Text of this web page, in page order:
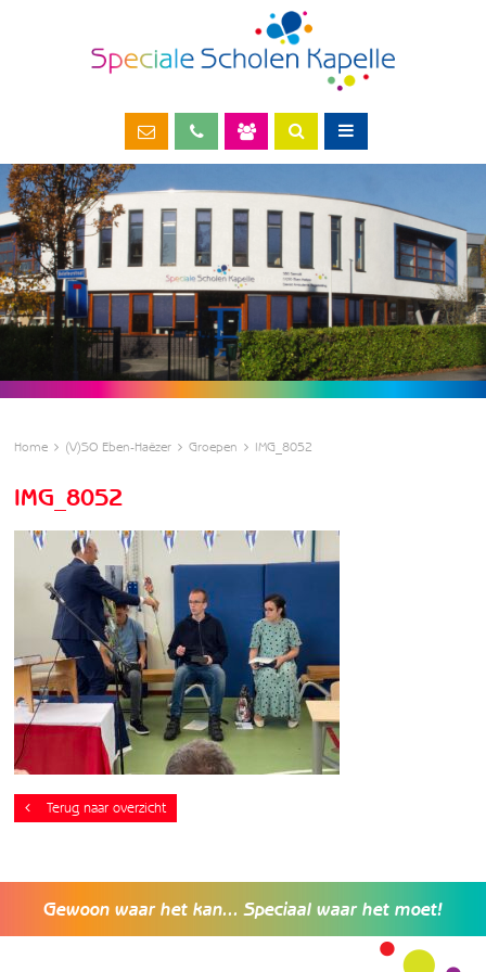
Home (V)SO Eben-Haëzer Groepen IMG_8052
IMG_8052
Terug naar overzicht
Gewoon waar het kan... Speciaal waar het moet!